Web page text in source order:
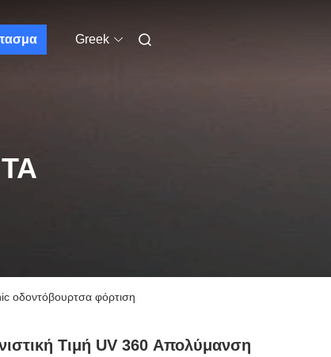
Greek
οδοντόβουρτσα φόρτιση
Τιμή UV 360 Απολύμανση